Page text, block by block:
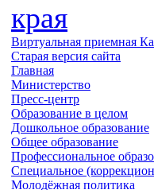
края
Виртуальная приемная
Старая версия сайта
Главная
Министерство
Пресс-центр
Образование в целом
Дошкольное образование
Общее образование
Профессиональное
Специальное
Молодёжная политика